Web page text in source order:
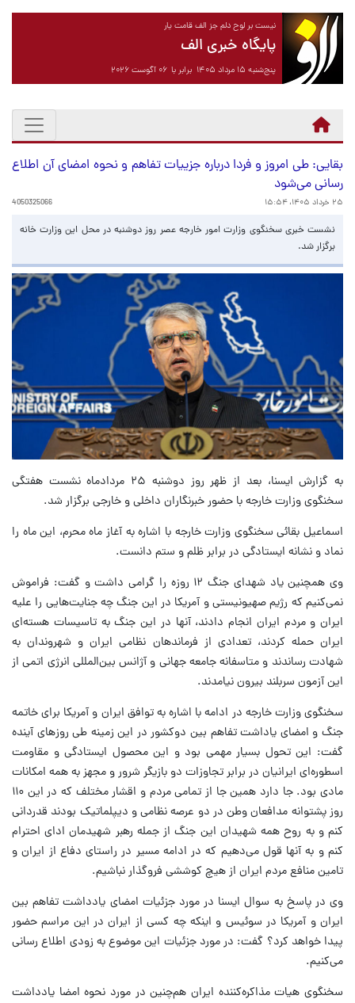
نیست بر لوح دلم جز الف قامت یار
پایگاه خبری الف
پنج‌شنبه ۱۵ مرداد ۱۴۰۵ برابر با ۰۶ آگوست ۲۰۲۶
بقایی: طی امروز و فردا درباره جزییات تفاهم و نحوه امضای آن اطلاع
رسانی می‌شود
۲۵ خرداد ۱۴۰۵، ۱۵:۵۴ 4050325066
نشست خبری سخنگوی وزارت امور خارجه عصر روز دوشنبه در محل این وزارت خانه
برگزار شد.
به گزارش ایسنا، بعد از ظهر روز دوشنبه ۲۵ مردادماه نشست هفتگی
سخنگوی وزارت خارجه با حضور خبرنگاران داخلی و خارجی برگزار شد.
اسماعیل بقائی سخنگوی وزارت خارجه با اشاره به آغاز ماه محرم،‌ این ماه را
نماد و نشانه ایستادگی در برابر ظلم و ستم دانست.
وی همچنین یاد شهدای جنگ ۱۲ روزه را گرامی داشت و گفت: فراموش
نمی‌کنیم که رژیم صهیونیستی و آمریکا در این جنگ چه جنایت‌هایی را علیه
ایران و مردم ایران انجام دادند، آنها در این جنگ به تاسیسات هسته‌ای
ایران حمله کردند، تعدادی از فرماندهان نظامی ایران و شهروندان به
شهادت رساندند و متاسفانه جامعه جهانی و آژانس بین‌المللی انرژی اتمی از
این آزمون سربلند بیرون نیامدند.
سخنگوی وزارت خارجه در ادامه با اشاره به توافق ایران و آمریکا برای خاتمه
جنگ و امضای یاداشت تفاهم بین دوکشور در این زمینه طی روزهای آینده
گفت: این تحول بسیار مهمی بود و این محصول ایستادگی و مقاومت
اسطوره‌ای ایرانیان در برابر تجاوزات دو بازیگر شرور و مجهز به همه امکانات
مادی بود. جا دارد همین جا از تمامی مردم و اقشار مختلف که در این ۱۱۰
روز پشتوانه مدافعان وطن در دو عرصه نظامی و دیپلماتیک بودند قدردانی
کنم و به روح همه شهیدان این جنگ از جمله رهبر شهیدمان ادای احترام
کنم و به آنها قول می‌دهیم که در ادامه مسیر در راستای دفاع از ایران و
تامین منافع مردم ایران از هیچ کوششی فروگذار نباشیم.
وی در پاسخ به سوال ایسنا در مورد جزئیات امضای یادداشت تفاهم بین
ایران و آمریکا در سوئیس و اینکه چه کسی از ایران در این مراسم حضور
پیدا خواهد کرد؟ گفت: در مورد جزئیات این موضوع به زودی اطلاع رسانی
می‌کنیم.
سخنگوی هیات مذاکره‌کننده ایران هم‌چنین در مورد نحوه امضا یادداشت